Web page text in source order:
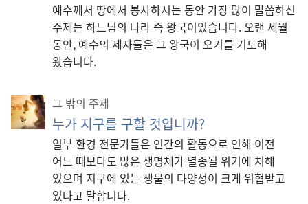
예수께서 땅에서 봉사하시는 동안 가장 많이 말씀하신
주제는 하느님의 나라 즉 왕국이었습니다. 오랜 세월
동안, 예수의 제자들은 그 왕국이 오기를 기도해
왔습니다.
그 밖의 주제
누가 지구를 구할 것입니까?
일부 환경 전문가들은 인간의 활동으로 인해 이전
어느 때보다도 많은 생명체가 멸종될 위기에 처해
있으며 지구에 있는 생물의 다양성이 크게 위협받고
있다고 말합니다.